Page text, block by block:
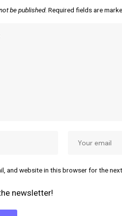
be published. Required fields are
and website in this browser for the
newsletter!